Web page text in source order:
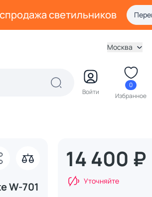
светильников
Москва
Войти
0
Избранное
W-701
14 400 ₽
Уточняйте